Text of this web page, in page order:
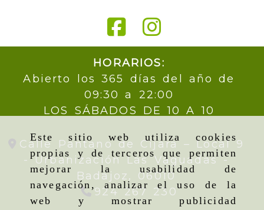
Este sitio web utiliza cookies
propias y de terceros que permiten
mejorar la usabilidad de
navegación, analizar el uso de la
web y mostrar publicidad
HORARIOS:
Abierto los 365 días del año de
09:30 a 22:00
LOS SÁBADOS DE 10 A 10
Calle Pantano de Cijara – Local 9
- Urbanización Las Vaguadas -
Badajoz, 06010
924 267 230